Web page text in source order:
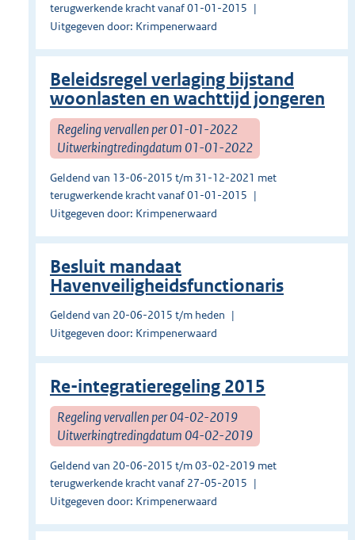
terugwerkende kracht vanaf 01-01-2015
Uitgegeven door: Krimpenerwaard
Beleidsregel verlaging bijstand
woonlasten en wachttijd jongeren
Regeling vervallen per 01-01-2022
Uitwerkingtredingdatum 01-01-2022
Geldend van 13-06-2015 t/m 31-12-2021 met
terugwerkende kracht vanaf 01-01-2015
Uitgegeven door: Krimpenerwaard
Besluit mandaat
Havenveiligheidsfunctionaris
Geldend van 20-06-2015 t/m heden
Uitgegeven door: Krimpenerwaard
Re-integratieregeling 2015
Regeling vervallen per 04-02-2019
Uitwerkingtredingdatum 04-02-2019
Geldend van 20-06-2015 t/m 03-02-2019 met
terugwerkende kracht vanaf 27-05-2015
Uitgegeven door: Krimpenerwaard